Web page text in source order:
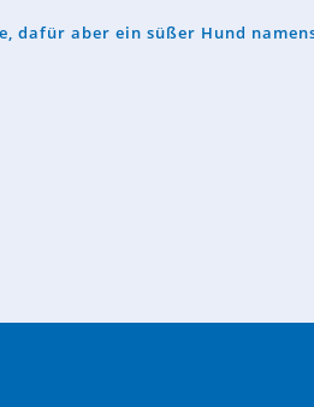
dafür aber ein süßer Hund